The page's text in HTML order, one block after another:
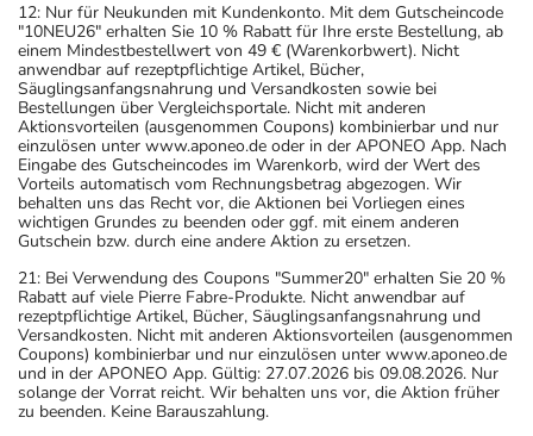
12: Nur für Neukunden mit Kundenkonto. Mit dem Gutscheincode
"10NEU26" erhalten Sie 10 % Rabatt für Ihre erste Bestellung, ab
einem Mindestbestellwert von 49 € (Warenkorbwert). Nicht
anwendbar auf rezeptpflichtige Artikel, Bücher,
Säuglingsanfangsnahrung und Versandkosten sowie bei
Bestellungen über Vergleichsportale. Nicht mit anderen
Aktionsvorteilen (ausgenommen Coupons) kombinierbar und nur
einzulösen unter www.aponeo.de oder in der APONEO App. Nach
Eingabe des Gutscheincodes im Warenkorb, wird der Wert des
Vorteils automatisch vom Rechnungsbetrag abgezogen. Wir
behalten uns das Recht vor, die Aktionen bei Vorliegen eines
wichtigen Grundes zu beenden oder ggf. mit einem anderen
Gutschein bzw. durch eine andere Aktion zu ersetzen.
21: Bei Verwendung des Coupons "Summer20" erhalten Sie 20 %
Rabatt auf viele Pierre Fabre-Produkte. Nicht anwendbar auf
rezeptpflichtige Artikel, Bücher, Säuglingsanfangsnahrung und
Versandkosten. Nicht mit anderen Aktionsvorteilen (ausgenommen
Coupons) kombinierbar und nur einzulösen unter www.aponeo.de
und in der APONEO App. Gültig: 27.07.2026 bis 09.08.2026. Nur
solange der Vorrat reicht. Wir behalten uns vor, die Aktion früher
zu beenden. Keine Barauszahlung.